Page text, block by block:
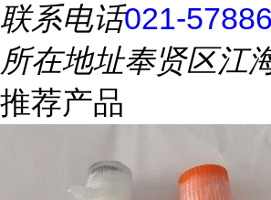
联系电话021-
所在地址奉贤区江
推荐产品